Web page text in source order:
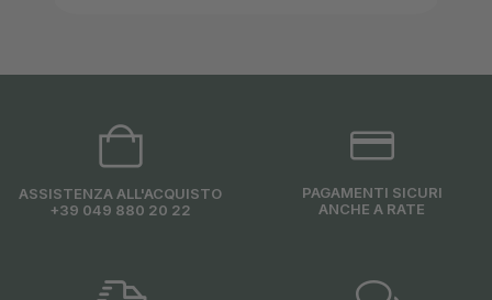
ASSISTENZA ALL'ACQUISTO
+39 049 880 20 22
PAGAMENTI SICURI
ANCHE A RATE